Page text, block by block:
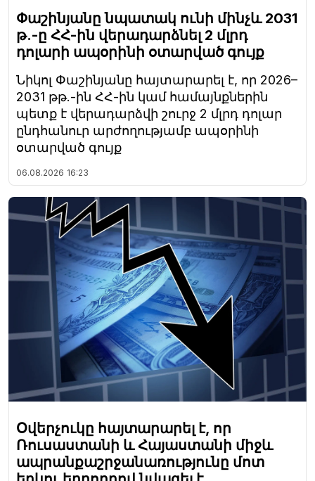
Փաշինյանը նպատակ ունի մինչև 2031
թ.-ը ՀՀ-ին վերադարձնել 2 մլրդ
դոլարի ապօրինի օտարված գույք
Նիկոլ Փաշինյանը հայտարարել է, որ 2026–
2031 թթ.-ին ՀՀ-ին կամ համայնքներին
պետք է վերադարձվի շուրջ 2 մլրդ դոլար
ընդհանուր արժողությամբ ապօրինի
օտարված գույք
06.08.2026 16:23
Օվերչուկը հայտարարել է, որ
Ռուսաստանի և Հայաստանի միջև
ապրանքաշրջանառությունը մոտ